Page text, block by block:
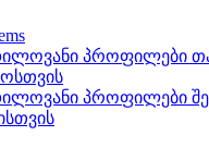
პროფილები
პროფილები